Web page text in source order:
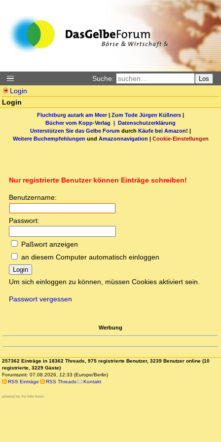
Suche: Los
Login
Login
Fluchtburg autark am Meer| Zum Tode Jürgen Küßners |
Bücher vom Kopp-Verlag | Datenschutzerklärung
Unterstützen Sie das Gelbe Forum durch Käufe bei Amazon! |
Weitere Buchempfehlungen und Amazonnavigation | Cookie-Einstellungen
Nur registrierte Benutzer können Einträge schreiben!
Benutzername:
Passwort:
Paßwort anzeigen
an diesem Computer automatisch einloggen
Login
Um sich einloggen zu können, müssen Cookies aktiviert sein.
Passwort vergessen
Werbung
257362 Einträge in 18362 Threads, 975 registrierte Benutzer, 3239 Benutzer online (10
registrierte, 3229 Gäste)
Forumszeit: 07.08.2026, 12:33 (Europe/Berlin)
RSS Einträge
RSS Threads Kontakt
powered by my little forum